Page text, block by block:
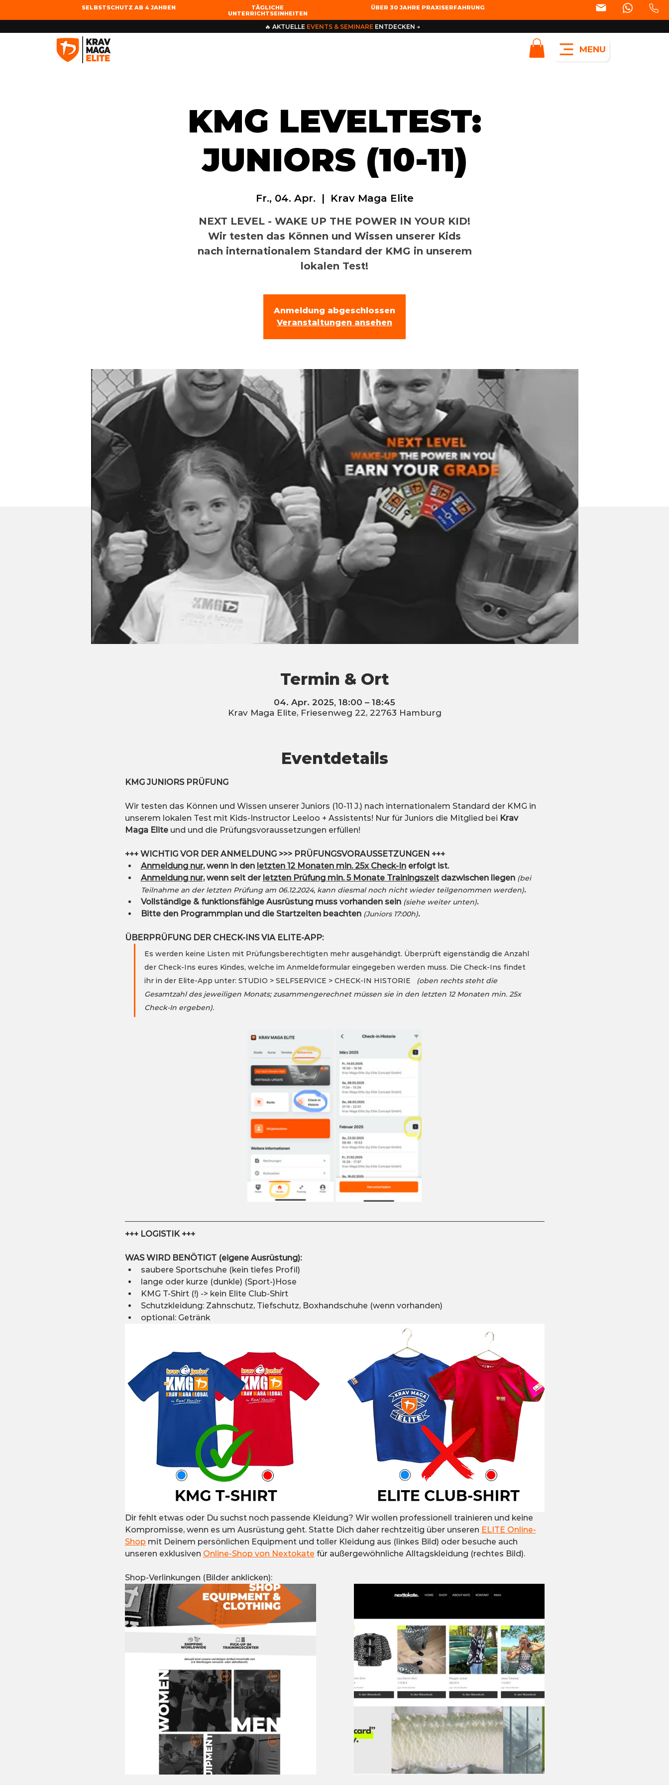
SELBSTSCHUTZ AB 4 JAHREN
TÄGLICHE
UNTERRICHTSEINHEITEN
ÜBER 30 JAHRE PRAXISERFAHRUNG
MENU
🔥 AKTUELLE EVENTS & SEMINARE ENTDECKEN →
KMG LEVELTEST:
JUNIORS (10-11)
Fr., 04. Apr.
Krav Maga Elite
NEXT LEVEL - WAKE UP THE POWER IN YOUR KID!
Wir testen das Können und Wissen unserer Kids
nach internationalem Standard der KMG in unserem
lokalen Test!
Anmeldung abgeschlossen
Veranstaltungen ansehen
Termin & Ort
04. Apr. 2025, 18:00 – 18:45
Krav Maga Elite, Friesenweg 22, 22763 Hamburg
Eventdetails
KMG JUNIORS PRÜFUNG
Wir testen das Können und Wissen unserer Juniors (10-11 J.) nach internationalem Standard der KMG in
unserem lokalen Test mit Kids-Instructor Leeloo + Assistents! Nur für Juniors die Mitglied bei Krav
Maga Elite und und die Prüfungsvoraussetzungen erfüllen!
+++ WICHTIG VOR DER ANMELDUNG >>> PRÜFUNGSVORAUSSETZUNGEN +++
Anmeldung nur, wenn in den letzten 12 Monaten min. 25x Check-In erfolgt ist.
Anmeldung nur, wenn seit der letzten Prüfung min. 5 Monate Trainingszeit dazwischen liegen (bei
Teilnahme an der letzten Prüfung am 06.12.2024, kann diesmal noch nicht wieder teilgenommen werden).
Vollständige & funktionsfähige Ausrüstung muss vorhanden sein (siehe weiter unten).
Bitte den Programmplan und die Startzeiten beachten (Juniors 17:00h).
ÜBERPRÜFUNG DER CHECK-INS VIA ELITE-APP:
Es werden keine Listen mit Prüfungsberechtigten mehr ausgehändigt. Überprüft eigenständig die Anzahl
der Check-Ins eures Kindes, welche im Anmeldeformular eingegeben werden muss. Die Check-Ins findet
ihr in der Elite-App unter: STUDIO > SELFSERVICE > CHECK-IN HISTORIE (oben rechts steht die
Gesamtzahl des jeweiligen Monats; zusammengerechnet müssen sie in den letzten 12 Monaten min. 25x
Check-In ergeben).
+++ LOGISTIK +++
WAS WIRD BENÖTIGT (eigene Ausrüstung):
saubere Sportschuhe (kein tiefes Profil)
lange oder kurze (dunkle) (Sport-)Hose
KMG T-Shirt (!) -> kein Elite Club-Shirt
Schutzkleidung: Zahnschutz, Tiefschutz, Boxhandschuhe (wenn vorhanden)
optional: Getränk
Dir fehlt etwas oder Du suchst noch passende Kleidung? Wir wollen professionell trainieren und keine
Kompromisse, wenn es um Ausrüstung geht. Statte Dich daher rechtzeitig über unseren ELITE Online-
Shop mit Deinem persönlichen Equipment und toller Kleidung aus (linkes Bild) oder besuche auch
unseren exklusiven Online-Shop von Nextokate für außergewöhnliche Alltagskleidung (rechtes Bild).
Shop-Verlinkungen (Bilder anklicken):